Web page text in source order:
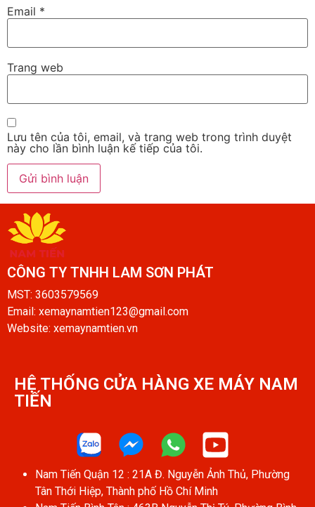
Email *
Trang web
Lưu tên của tôi, email, và trang web trong trình duyệt
này cho lần bình luận kế tiếp của tôi.
CÔNG TY TNHH LAM SƠN PHÁT​
MST: 3603579569
Email: xemaynamtien123@gmail.com
Website: xemaynamtien.vn
HỆ THỐNG CỬA HÀNG XE MÁY NAM
TIẾN​
Nam Tiến Quận 12 : 21A Đ. Nguyễn Ảnh Thủ, Phường
Tân Thới Hiệp, Thành phố Hồ Chí Minh